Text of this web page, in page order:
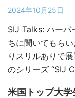
2024年10月25日
SIJ Talks: ハーバ
ちに聞いてもら
りスリルありで
のシリーズ “SIJ
米国トップ大